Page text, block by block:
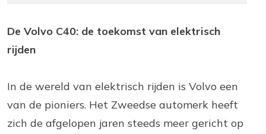
De Volvo C40: de toekomst van elektrisch
rijden
In de wereld van elektrisch rijden is Volvo een
van de pioniers. Het Zweedse automerk heeft
zich de afgelopen jaren steeds meer gericht op